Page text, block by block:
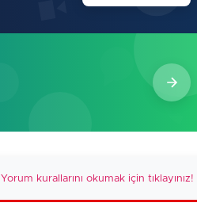
Yorum kurallarını okumak için tıklayınız!